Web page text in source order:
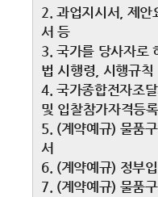
2. 과업지시서, 제안
서 등
3. 국가를 당사자로
법 시행령, 시행규칙
4. 국가종합전자조
및 입찰참가자격등
5. (계약예규) 물품
서
6. (계약예규) 정부
7. (계약예규) 물품